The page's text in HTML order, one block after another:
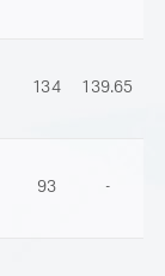
134 139.65
93 -